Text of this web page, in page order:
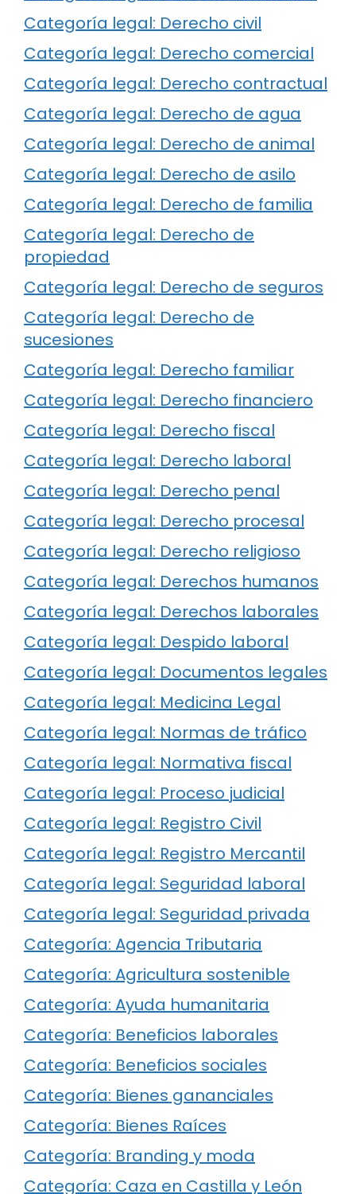
Categoría legal: Derecho civil
Categoría legal: Derecho comercial
Categoría legal: Derecho contractual
Categoría legal: Derecho de agua
Categoría legal: Derecho de animal
Categoría legal: Derecho de asilo
Categoría legal: Derecho de familia
Categoría legal: Derecho de
propiedad
Categoría legal: Derecho de seguros
Categoría legal: Derecho de
sucesiones
Categoría legal: Derecho familiar
Categoría legal: Derecho financiero
Categoría legal: Derecho fiscal
Categoría legal: Derecho laboral
Categoría legal: Derecho penal
Categoría legal: Derecho procesal
Categoría legal: Derecho religioso
Categoría legal: Derechos humanos
Categoría legal: Derechos laborales
Categoría legal: Despido laboral
Categoría legal: Documentos legales
Categoría legal: Medicina Legal
Categoría legal: Normas de tráfico
Categoría legal: Normativa fiscal
Categoría legal: Proceso judicial
Categoría legal: Registro Civil
Categoría legal: Registro Mercantil
Categoría legal: Seguridad laboral
Categoría legal: Seguridad privada
Categoría: Agencia Tributaria
Categoría: Agricultura sostenible
Categoría: Ayuda humanitaria
Categoría: Beneficios laborales
Categoría: Beneficios sociales
Categoría: Bienes gananciales
Categoría: Bienes Raíces
Categoría: Branding y moda
Categoría: Caza en Castilla y León